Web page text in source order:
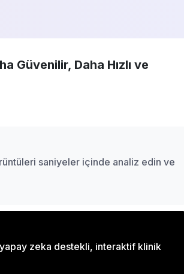
Güvenilir, Daha Hızlı ve
saniyeler içinde analiz edin ve
zeka destekli, interaktif klinik